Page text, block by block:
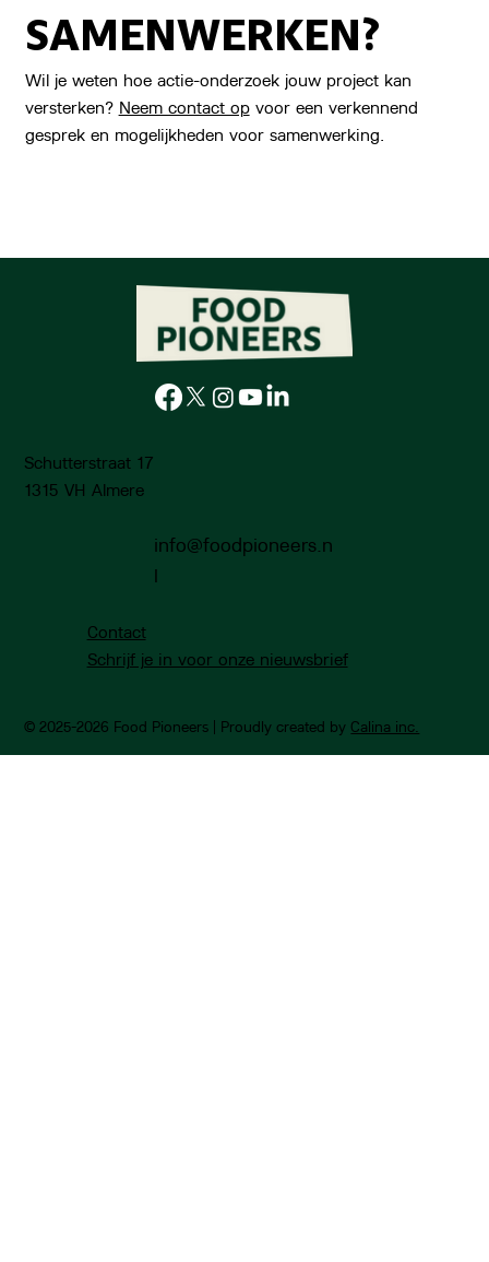
SAMENWERKEN?
Wil je weten hoe actie-onderzoek jouw project kan
versterken? Neem contact opvoor een verkennend
gesprek en mogelijkheden voor samenwerking.
Contact
Schrijf je in voor onze nieuwsbrief
info@foodpioneers.n
l
Schutterstraat 17
1315 VH Almere
© 2025-2026 Food Pioneers | Proudly created by Calina inc.